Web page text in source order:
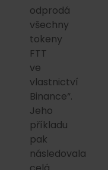
odprodá
všechny
tokeny
FTT
ve
vlastnictví
Binance“.
Jeho
příkladu
pak
následovala